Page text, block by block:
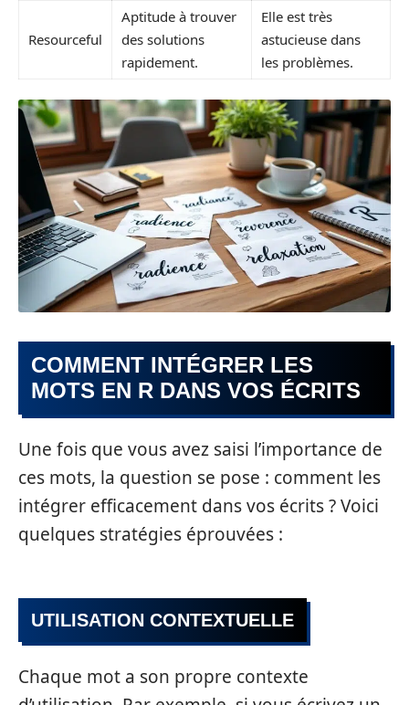
Resourceful
Aptitude à trouver
des solutions
rapidement.
Elle est très
astucieuse dans
les problèmes.
COMMENT INTÉGRER LES
MOTS EN R DANS VOS ÉCRITS
Une fois que vous avez saisi l’importance de
ces mots, la question se pose : comment les
intégrer efficacement dans vos écrits ? Voici
quelques stratégies éprouvées :
UTILISATION CONTEXTUELLE
Chaque mot a son propre contexte